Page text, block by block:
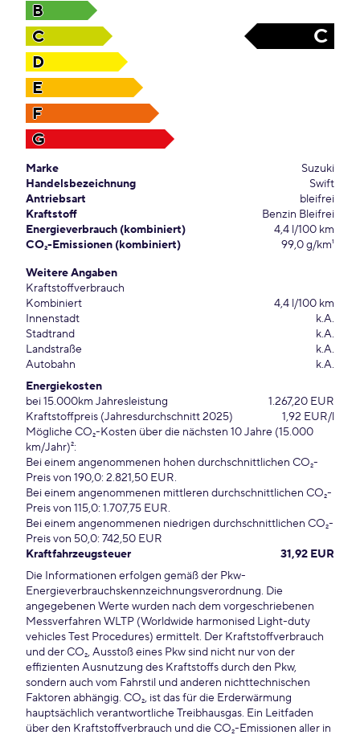
B
C
C
D
E
F
G
Marke
Suzuki
Handelsbezeichnung
Swift
Antriebsart
bleifrei
Kraftstoff
Benzin Bleifrei
Energieverbrauch (kombiniert)
4,4 l/100 km
CO₂-Emissionen (kombiniert)
99,0 g/km¹
Weitere Angaben
Kraftstoffverbrauch
Kombiniert
4,4 l/100 km
Innenstadt
k.A.
Stadtrand
k.A.
Landstraße
k.A.
Autobahn
k.A.
Energiekosten
bei 15.000km Jahresleistung
1.267,20 EUR
Kraftstoffpreis (Jahresdurchschnitt 2025)
1,92 EUR/l
Mögliche CO₂-Kosten über die nächsten 10 Jahre (15.000
km/Jahr)²:
Bei einem angenommenen hohen durchschnittlichen CO₂-
Preis von 190,0: 2.821,50 EUR.
Bei einem angenommenen mittleren durchschnittlichen CO₂-
Preis von 115,0: 1.707,75 EUR.
Bei einem angenommenen niedrigen durchschnittlichen CO₂-
Preis von 50,0: 742,50 EUR
Kraftfahrzeugsteuer
31,92 EUR
Die Informationen erfolgen gemäß der Pkw-
Energieverbrauchskennzeichnungsverordnung. Die
angegebenen Werte wurden nach dem vorgeschriebenen
Messverfahren WLTP (Worldwide harmonised Light-duty
vehicles Test Procedures) ermittelt. Der Kraftstoffverbrauch
und der CO₂, Ausstoß eines Pkw sind nicht nur von der
effizienten Ausnutzung des Kraftstoffs durch den Pkw,
sondern auch vom Fahrstil und anderen nichttechnischen
Faktoren abhängig. CO₂, ist das für die Erderwärmung
hauptsächlich verantwortliche Treibhausgas. Ein Leitfaden
über den Kraftstoffverbrauch und die CO₂-Emissionen aller in